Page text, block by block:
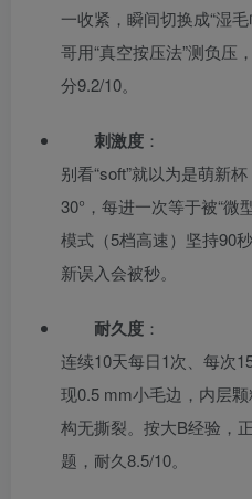
一收紧，瞬间切换成“湿
哥用“真空按压法”测负压
分9.2/10。
刺激度 ：
别看“soft”就以为是萌新
30°，每进一次等于被“微
模式（5档高速）坚持90
新误入会被秒。
耐久度 ：
连续10天每日1次、每次
现0.5 mm小毛边，内层
构无撕裂。按大B经验，
题，耐久8.5/10。